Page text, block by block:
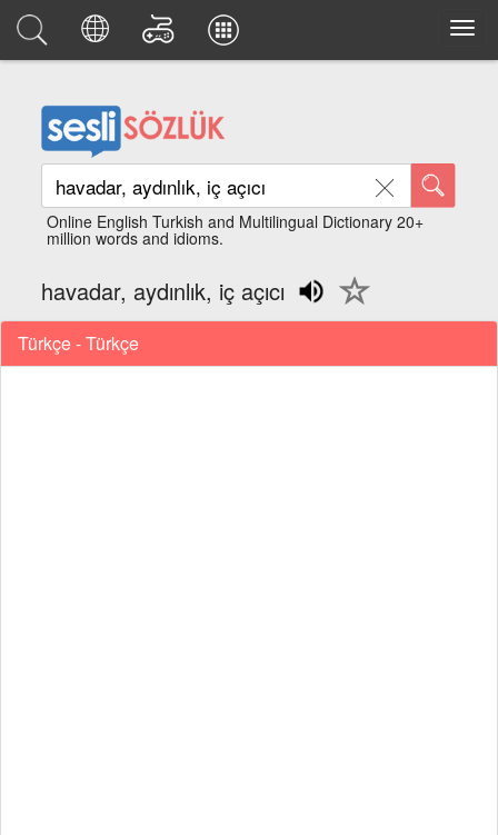
Online English Turkish and Multilingual Dictionary 20+
million words and idioms.
havadar, aydınlık, iç açıcı
Türkçe - Türkçe